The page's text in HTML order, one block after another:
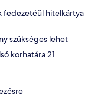
fedezetéül hitelkártya
szükséges lehet
korhatára 21